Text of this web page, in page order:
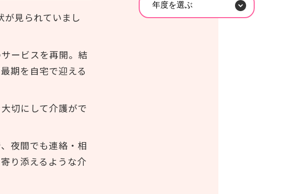
見られていまし
ービスを再開。結
期を自宅で迎える
切にして介護がで
夜間でも連絡・相
り添えるような介
年度を選ぶ